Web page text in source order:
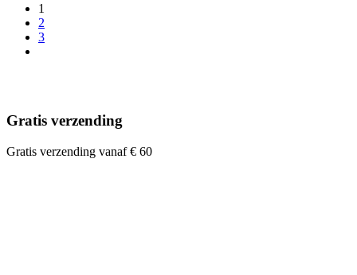
1
2
3
Gratis verzending
Gratis verzending vanaf € 60